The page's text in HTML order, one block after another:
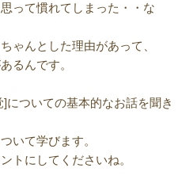
って慣れてしまった・・な
ゃんとした理由があって、
るんです。
についての基本的なお話を聞き
いて学びます。
トにしてくださいね。